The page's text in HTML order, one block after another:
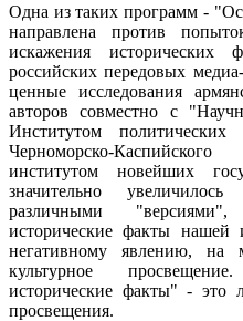
Одна из таких программ -
направлена против
искажения
российских передовых
ценные исследования
авторов совместно с
Институтом
Черноморско-
институтом новейших
значительно
различными
исторические факты нашей
негативному явлению, на
культурное
исторические факты" - это
просвещения.